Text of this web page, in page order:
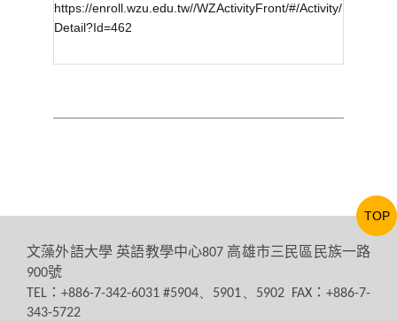
https://enroll.wzu.edu.tw//WZActivityFront/#/Activity/
Detail?Id=462
文藻外語大學 英語教學中心807 高雄市三民區民族一路
900號
TEL ：+886-7-342-6031 #5904、5901、5902 FAX：+886-7-
343-5722
TOP